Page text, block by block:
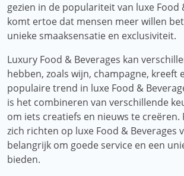
gezien in de populariteit van luxe Food
komt ertoe dat mensen meer willen
unieke smaaksensatie en exclusiviteit.
Luxury Food & Beverages kan
hebben, zoals wijn, champagne, kreeft
populaire trend in luxe Food &
is het combineren van verschillende
om iets creatiefs en nieuws te creëren.
zich richten op luxe Food & Beverages
belangrijk om goede service en een
bieden.